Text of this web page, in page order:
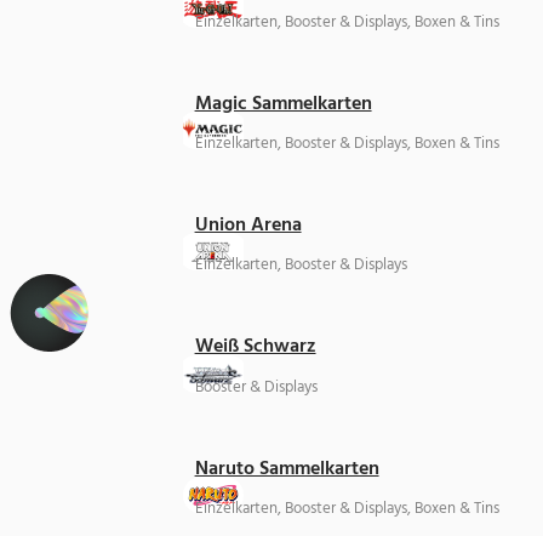
Einzelkarten, Booster & Displays, Boxen & Tins
Magic Sammelkarten
Einzelkarten, Booster & Displays, Boxen & Tins
Union Arena
Einzelkarten, Booster & Displays
Weiß Schwarz
Booster & Displays
Naruto Sammelkarten
Einzelkarten, Booster & Displays, Boxen & Tins